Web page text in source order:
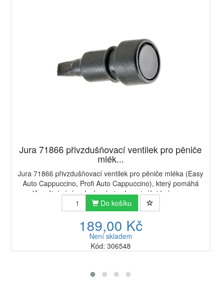
Jura 71866 přivzdušňovací ventilek pro pěniče
mlék...
Jura 71866 přivzdušňovací ventilek pro pěniče mléka (Easy
Auto Cappuccino, Profi Auto Cappuccino), který pomáhá
díky přisávání vzduchu do trysky vytvářet krémovou
pěnu.Pokud Vám pěnič mléka / cappucci...
Do košíku
189,00 Kč
Není skladem
Kód: 306548